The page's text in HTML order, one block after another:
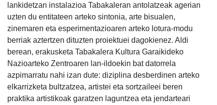
lankidetzan instalazioa Tabakaleran antolatzeak agerian
uzten du entitateen arteko sintonia, arte bisualen,
zinemaren eta esperimentazioaren arteko lotura-modu
berriak aztertzen dituzten proiektuei dagokienez. Aldi
berean, erakusketa Tabakalera Kultura Garaikideko
Nazioarteko Zentroaren lan-ildoekin bat datorrela
azpimarratu nahi izan dute: diziplina desberdinen arteko
elkarrizketa bultzatzea, artistei eta sortzaileei beren
praktika artistikoak garatzen laguntzea eta jendarteari